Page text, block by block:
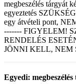
megbeszélés tárgyát
egyeztetés
egy átvételi pont,
------- FIGYELEM!
RENDELÉS
JÖNNI KELL, NEM
Egyedi: